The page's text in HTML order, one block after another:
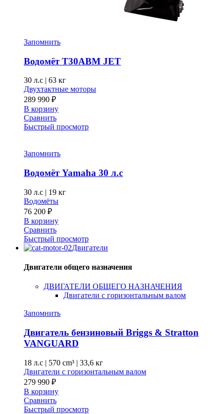
Запомнить
Водомёт T30ABM JET
30 л.с | 63 кг
Двухтактные моторы
289 990 ₽
В корзину
Сравнить
Быстрый просмотр
Запомнить
Водомёт Yamaha 30 л.с
30 л.с | 19 кг
Водомёты
76 200 ₽
В корзину
Сравнить
Быстрый просмотр
Двигатели
Двигатели общего назначения
ДВИГАТЕЛИ ОБЩЕГО НАЗНАЧЕНИЯ
Двигатели с горизонтальным валом
Запомнить
Двигатель бензиновый Briggs & Stratton
VANGUARD
18 л.с | 570 cm³ | 33,6 кг
Двигатели с горизонтальным валом
279 990 ₽
В корзину
Сравнить
Быстрый просмотр